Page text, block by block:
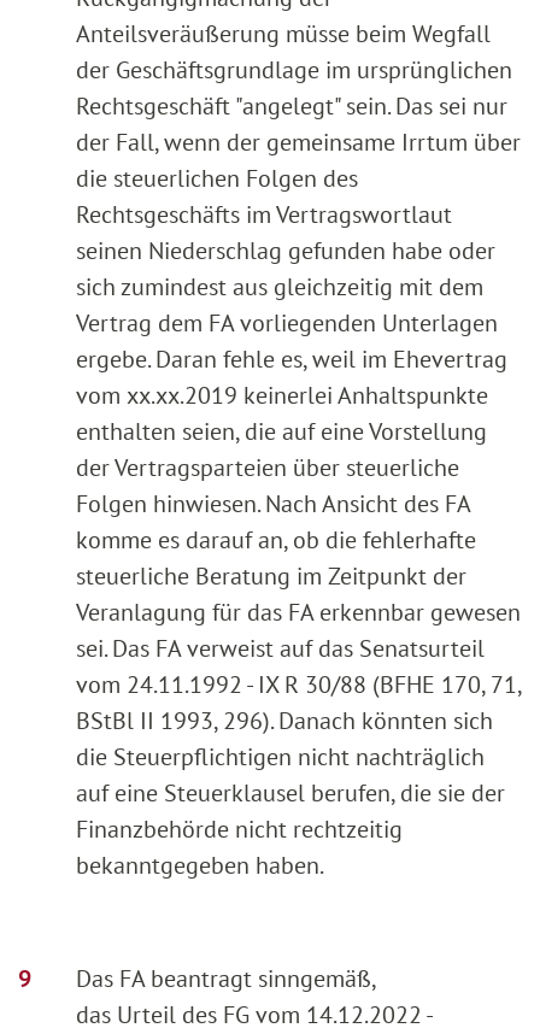
Anteilsveräußerung müsse beim Wegfall
der Geschäftsgrundlage im ursprünglichen
Rechtsgeschäft "angelegt" sein. Das sei nur
der Fall, wenn der gemeinsame Irrtum über
die steuerlichen Folgen des
Rechtsgeschäfts im Vertragswortlaut
seinen Niederschlag gefunden habe oder
sich zumindest aus gleichzeitig mit dem
Vertrag dem FA vorliegenden Unterlagen
ergebe. Daran fehle es, weil im Ehevertrag
vom xx.xx.2019 keinerlei Anhaltspunkte
enthalten seien, die auf eine Vorstellung
der Vertragsparteien über steuerliche
Folgen hinwiesen. Nach Ansicht des FA
komme es darauf an, ob die fehlerhafte
steuerliche Beratung im Zeitpunkt der
Veranlagung für das FA erkennbar gewesen
sei. Das FA verweist auf das Senatsurteil
vom 24.11.1992 - IX R 30/88 (BFHE 170, 71,
BStBl II 1993, 296). Danach könnten sich
die Steuerpflichtigen nicht nachträglich
auf eine Steuerklausel berufen, die sie der
Finanzbehörde nicht rechtzeitig
bekanntgegeben haben.
Das FA beantragt sinngemäß,
das Urteil des FG vom 14.12.2022 -